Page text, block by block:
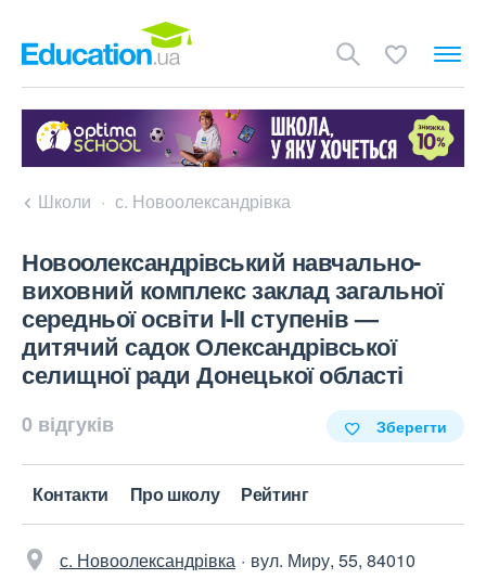
Школи с. Новоолександрівка
Новоолександрівський навчально-
виховний комплекс заклад загальної
середньої освіти I-IІ ступенів —
дитячий садок Олександрівської
селищної ради Донецької області
0 відгуків Зберегти
Контакти Про школу Рейтинг
с. Новоолександрівка
вул. Миру, 55, 84010